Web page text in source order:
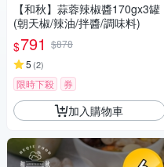
【和秋】蒜蓉辣椒醬170gx3罐
(朝天椒/辣油/拌醬/調味料)
$791 $878
5 (2)
限時下殺 券
加入購物車